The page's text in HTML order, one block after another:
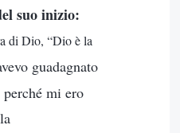
suo inizio:
di Dio, “Dio è la
guadagnato
mi ero